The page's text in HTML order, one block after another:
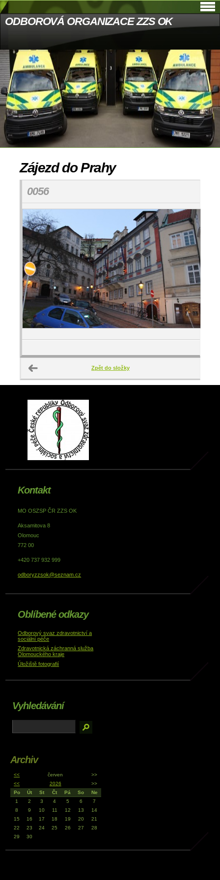
ODBOROVÁ ORGANIZACE ZZS OK
Zájezd do Prahy
0056
Zpět do složky
Kontakt
MO OSZSP ČR ZZS OK
Aksamitova 8
Olomouc
772 00
+420 737 932 999
odboryzzsok@seznam.cz
Oblíbené odkazy
Odborový svaz zdravotnictví a
sociální péče
Zdravotnická záchranná služba
Olomouckého kraje
Úložiště fotografií
Vyhledávání
Archiv
<< červen
>>
<<
2026
>>
Po
Út St Čt Pá So
Ne
1
2 3 4 5 6
7
8
9 10 11 12 13
14
15
16 17 18 19 20
21
22
23 24 25 26 27
28
29
30